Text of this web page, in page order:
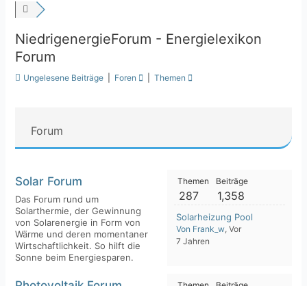
NiedrigenergieForum - Energielexikon
Forum
Ungelesene Beiträge Foren Themen
Forum
Solar Forum
Das Forum rund um
Solarthermie, der Gewinnung
von Solarenergie in Form von
Wärme und deren momentaner
Wirtschaftlichkeit. So hilft die
Sonne beim Energiesparen.
Themen
287
Beiträge
1,358
Solarheizung Pool
Von Frank_w, Vor
7 Jahren